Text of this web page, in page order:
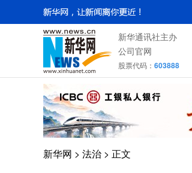
新华通讯社主办
公司官网
股票代码： 603888
新华网 > 法治 > 正文